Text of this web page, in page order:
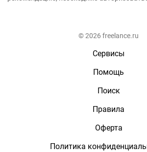
© 2026 freelance.ru
Сервисы
Помощь
Поиск
Правила
Оферта
Политика